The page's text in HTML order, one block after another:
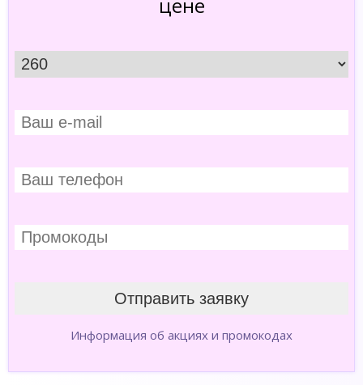
цене
Информация об акциях и промокодах